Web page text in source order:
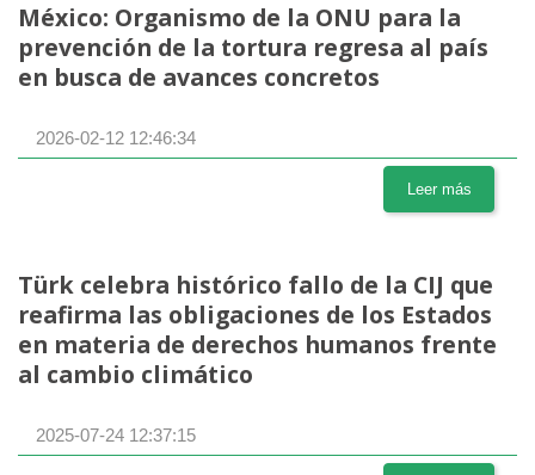
México: Organismo de la ONU para la
prevención de la tortura regresa al país
en busca de avances concretos
2026-02-12 12:46:34
Leer más
Türk celebra histórico fallo de la CIJ que
reafirma las obligaciones de los Estados
en materia de derechos humanos frente
al cambio climático
2025-07-24 12:37:15